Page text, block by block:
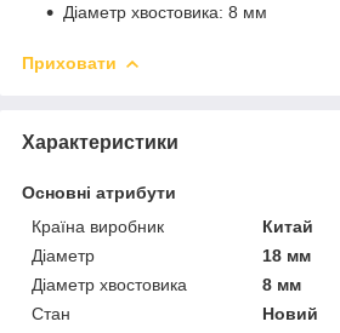
Діаметр хвостовика: 8 мм
Приховати
Характеристики
Основні атрибути
Країна виробник
Китай
Діаметр
18 мм
Діаметр хвостовика
8 мм
Стан
Новий